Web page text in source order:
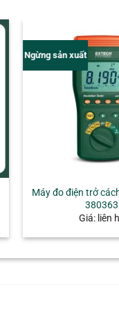
Ngừng sản xuất
Máy đo điện trở
380363
Giá: liên